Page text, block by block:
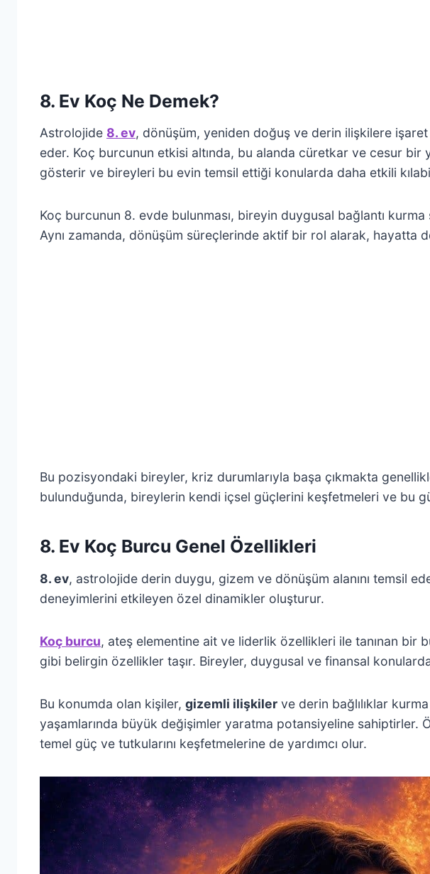
8. Ev Koç Ne Demek?
Astrolojide 8. ev, dönüşüm, yeniden doğuş ve derin ilişkilere
eder. Koç burcunun etkisi altında, bu alanda cüretkar ve cesur bir
gösterir ve bireyleri bu evin temsil ettiği konularda daha etkili
Koç burcunun 8. evde bulunması, bireyin duygusal bağlantı
Aynı zamanda, dönüşüm süreçlerinde aktif bir rol alarak,
Bu pozisyondaki bireyler, kriz durumlarıyla başa çıkmakta
bulunduğunda, bireylerin kendi içsel güçlerini keşfetmeleri ve bu
8. Ev Koç Burcu Genel Özellikleri
8. ev, astrolojide derin duygu, gizem ve dönüşüm alanını temsil
deneyimlerini etkileyen özel dinamikler oluşturur.
Koç burcu, ateş elementine ait ve liderlik özellikleri ile tanınan bir
gibi belirgin özellikler taşır. Bireyler, duygusal ve finansal
Bu konumda olan kişiler, gizemli ilişkiler ve derin bağlılıklar
yaşamlarında büyük değişimler yaratma potansiyeline sahiptirler.
temel güç ve tutkularını keşfetmelerine de yardımcı olur.